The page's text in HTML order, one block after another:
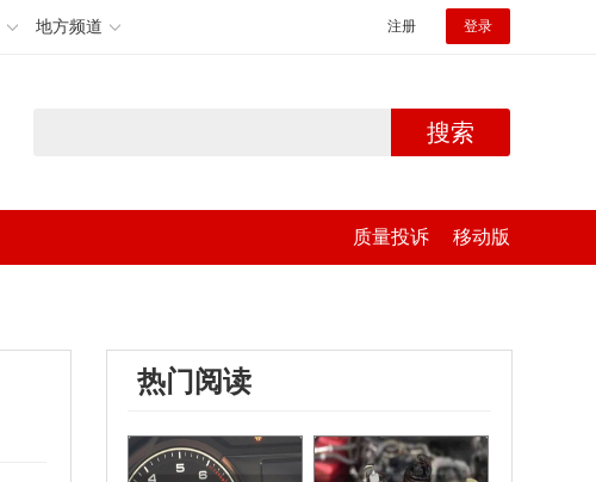
地方频道 注册 登录
搜索
质量投诉 移动版
热门阅读